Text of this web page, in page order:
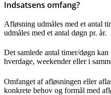
Indsatsens omfang?
Afløsning udmåles med et antal
udmåles med et antal døgn pr. år.
Det samlede antal timer/døgn kan
hverdage, weekender eller i
Omfanget af afløsningen eller
konkrete behov og formål med